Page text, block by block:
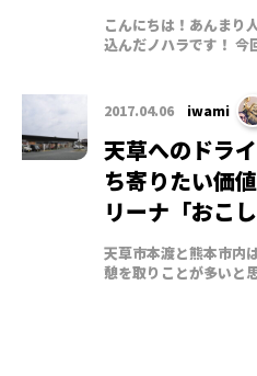
こんにちは！あんまり
込んだノハラです！
2017.04.06 iwami
天草へのドラ
ち寄りたい価
リーナ「おこし
天草市本渡と熊本市内
憩を取りことが多いと